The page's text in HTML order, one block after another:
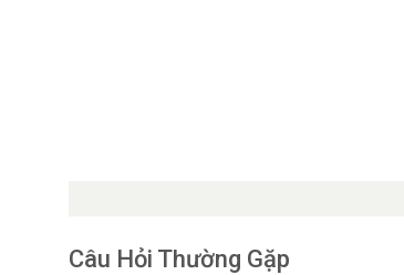
Câu Hỏi Thường Gặp